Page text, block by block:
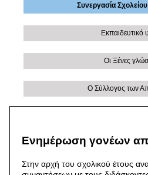
Συνεργασία
Εκπαιδευτικό
Οι Ξένες
Ο Σύλλογος των
Ενημέρωση γονέων
Στην αρχή του σχολικού έτους